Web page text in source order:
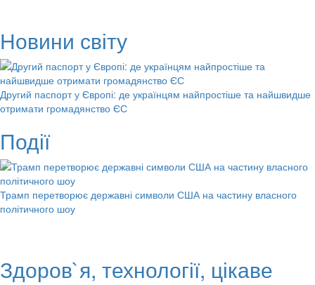
Новини світу
Другий паспорт у Європі: де українцям найпростіше та найшвидше
отримати громадянство ЄС
Події
Трамп перетворює державні символи США на частину власного
політичного шоу
Здоров`я, технології, цікаве